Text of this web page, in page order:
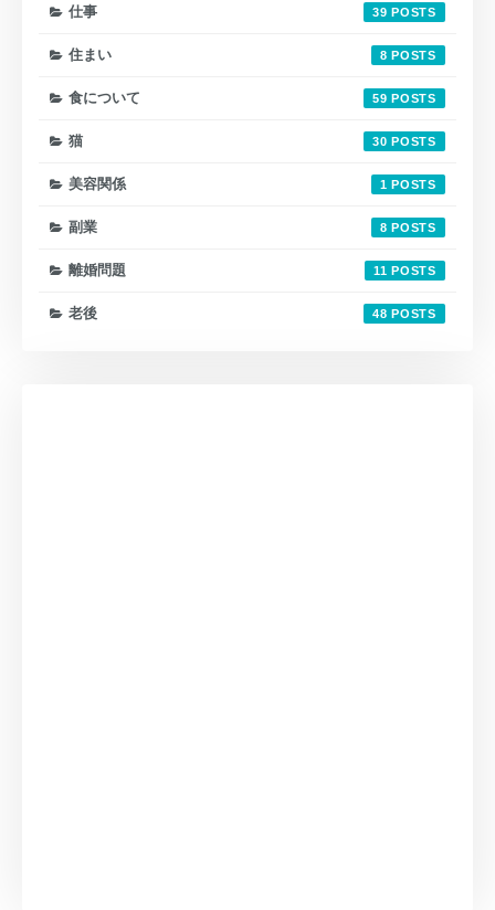
仕事 39
住まい 8
食について 59
猫 30
美容関係 1
副業 8
離婚問題 11
老後 48